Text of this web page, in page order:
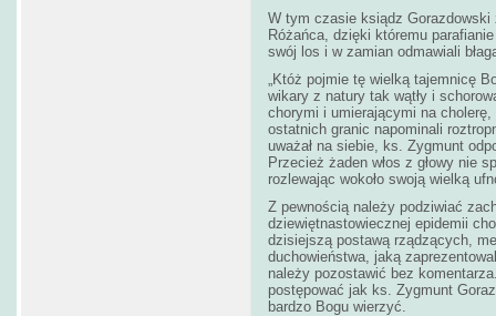
W tym czasie ksiądz Gorazdowski
Różańca, dzięki któremu
swój los i w zamian odmawiali
„Któż pojmie tę wielką tajemnicę
wikary z natury tak wątły i
chorymi i umierającymi na
ostatnich granic napominali
uważał na siebie, ks. Zygmunt
Przecież żaden włos z głowy nie
rozlewając wokoło swoją wielką
Z pewnością należy podziwiać
dziewiętnastowiecznej epidemii
dzisiejszą postawą rządzących,
duchowieństwa, jaką
należy pozostawić bez
postępować jak ks. Zygmunt
bardzo Bogu wierzyć.